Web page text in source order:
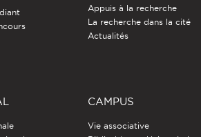
Appuis à la recherche
La recherche dans la cité
Actualités
CAMPUS
Vie associative